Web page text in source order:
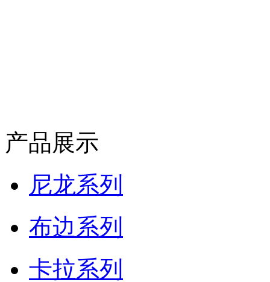
产品展示
尼龙系列
布边系列
卡拉系列